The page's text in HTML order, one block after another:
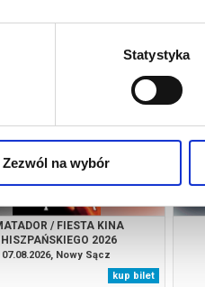
Statystyka
Zezwól na wybór
/ FIESTA KINA
HISZPAŃSKIEGO 2026
07.08.2026, Nowy Sącz
kup bilet